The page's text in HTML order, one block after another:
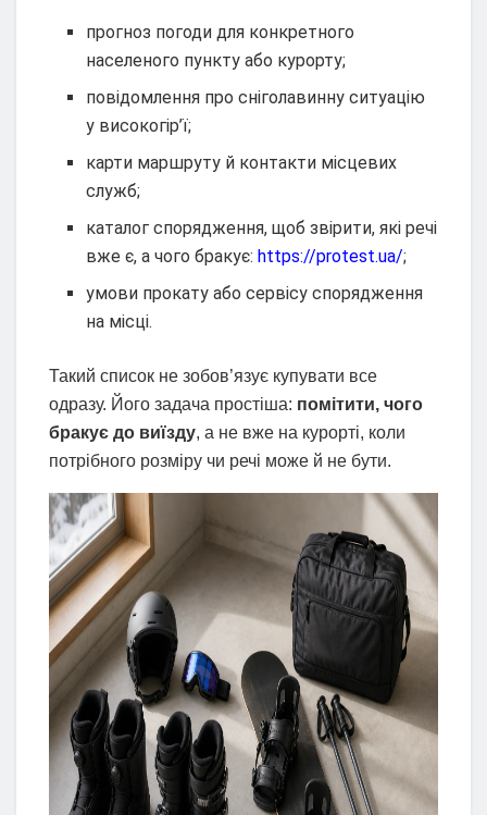
прогноз погоди для конкретного
населеного пункту або курорту;
повідомлення про сніголавинну ситуацію
у високогір’ї;
карти маршруту й контакти місцевих
служб;
каталог спорядження, щоб звірити, які речі
вже є, а чого бракує:https://protest.ua/;
умови прокату або сервісу спорядження
на місці.
Такий список не зобов’язує купувати все
одразу. Його задача простіша: помітити, чого
бракує до виїзду, а не вже на курорті, коли
потрібного розміру чи речі може й не бути.